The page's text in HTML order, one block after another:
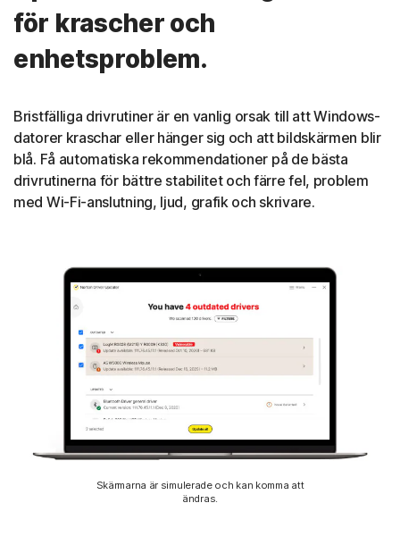
för krascher och
enhetsproblem.
Bristfälliga drivrutiner är en vanlig orsak till att Windows-
datorer kraschar eller hänger sig och att bildskärmen blir
blå. Få automatiska rekommendationer på de bästa
drivrutinerna för bättre stabilitet och färre fel, problem
med Wi-Fi-anslutning, ljud, grafik och skrivare.
Skärmarna är simulerade och kan komma att
ändras.